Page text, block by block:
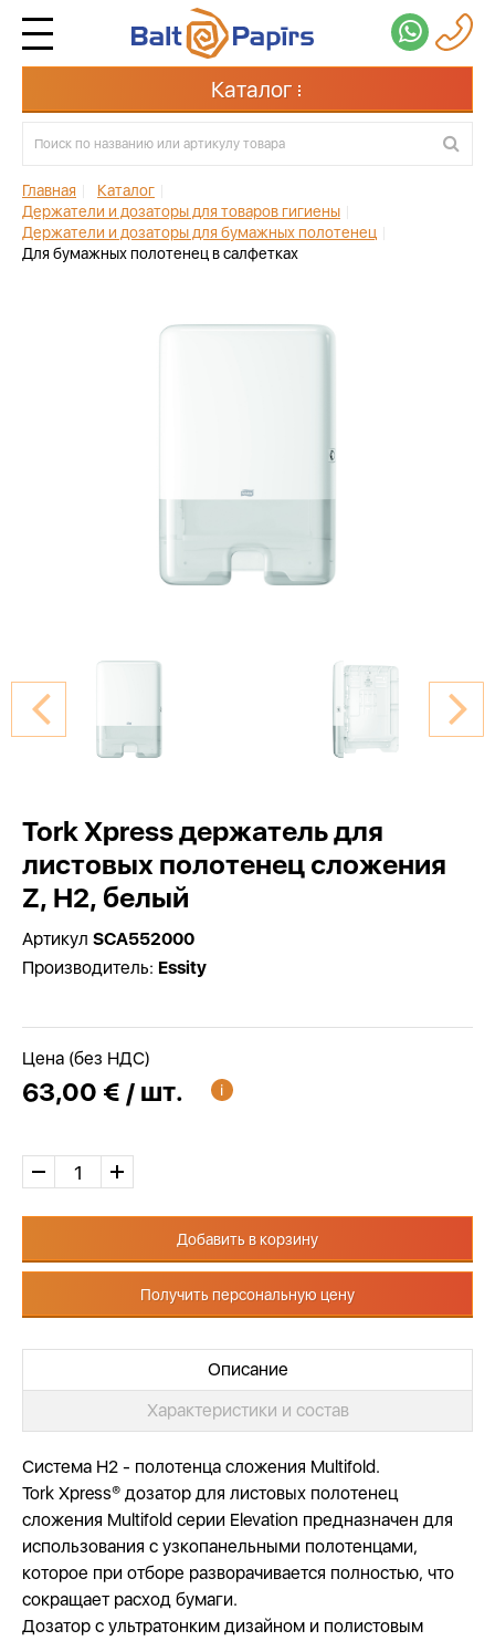
Каталог
Главная Каталог
Держатели и дозаторы для товаров гигиены
Держатели и дозаторы для бумажных полотенец
Для бумажных полотенец в салфетках
Tork Xpress держатель для
листовых полотенец сложения
Z, H2, белый
Артикул SCA552000
Производитель: Essity
Цена (без НДС)
63,00 € / шт.
Добавить в корзину
Получить персональную цену
Описание
Характеристики и состав
Система Н2 - полотенца сложения Multifold.
Tork Xpress® дозатор для листовых полотенец
сложения Multifold серии Elevation предназначен для
использования с узкопанельными полотенцами,
которое при отборе разворачивается полностью, что
сокращает расход бумаги.
Дозатор с ультратонким дизайном и полистовым